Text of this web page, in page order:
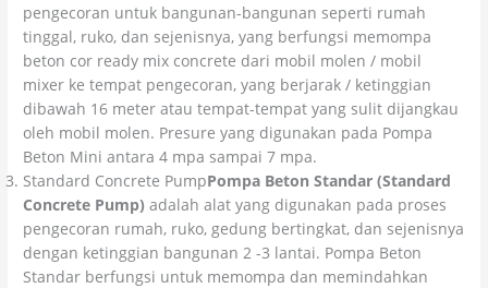
pengecoran untuk bangunan-bangunan seperti rumah
tinggal, ruko, dan sejenisnya, yang berfungsi memompa
beton cor ready mix concrete dari mobil molen / mobil
mixer ke tempat pengecoran, yang berjarak / ketinggian
dibawah 16 meter atau tempat-tempat yang sulit dijangkau
oleh mobil molen. Presure yang digunakan pada Pompa
Beton Mini antara 4 mpa sampai 7 mpa.
Standard Concrete PumpPompa Beton Standar (Standard
Concrete Pump) adalah alat yang digunakan pada proses
pengecoran rumah, ruko, gedung bertingkat, dan sejenisnya
dengan ketinggian bangunan 2 -3 lantai. Pompa Beton
Standar berfungsi untuk memompa dan memindahkan